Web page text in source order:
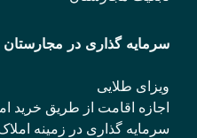
سرمایه گذاری در مجارستان
ویزای طلایی
اجازه اقامت از طریق خرید
سرمایه گذاری در زمینه